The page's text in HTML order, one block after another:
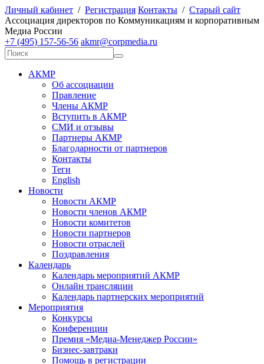
Личный кабинет / Регистрация Контакты / Старый сайт
Ассоциация директоров по Коммуникациям и корпоративным
Медиа России
+7 (495) 157-56-56 akmr@corpmedia.ru
АКМР
Об ассоциации
Правление
Члены АКМР
Вступить в АКМР
СМИ и отзывы
Партнеры АКМР
Благодарности от партнеров
Контакты
Теги
English
Новости
Новости АКМР
Новости членов АКМР
Новости комитетов
Новости партнеров
Новости отраслей
Поздравления
Календарь
Календарь мероприятий АКМР
Онлайн трансляции
Календарь партнерских мероприятий
Мероприятия
Конкурсы
Конференции
Премия «Медиа-Менеджер России»
Бизнес-завтраки
Помощь в регистрации